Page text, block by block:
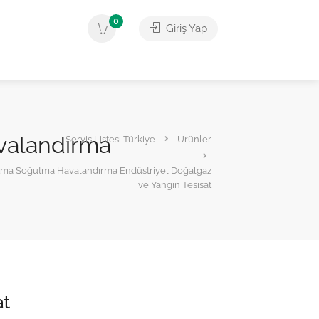
0
Giriş Yap
Servis Listesi Türkiye Ürünler
Soğutma Havalandırma Endüstriyel Doğalgaz
ve Yangın Tesisat